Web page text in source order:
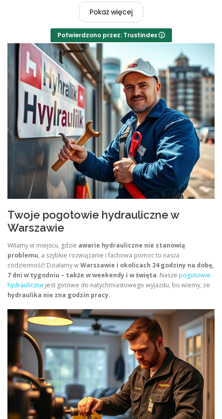
Pokaż więcej
Potwierdzono przez: Trustindex
Twoje pogotowie hydrauliczne w
Warszawie
Witamy w miejscu, gdzie awarie hydrauliczne nie stanowią
problemu, a szybkie rozwiązanie i fachowa pomoc to nasza
codzienność! Działamy wWarszawie i okolicach 24 godziny na dobę,
7 dni w tygodniu – także w weekendy i w święta. Nasze pogotowie
hydrauliczne jest gotowe do natychmiastowego wyjazdu, bo wiemy, że
hydraulika nie zna godzin pracy.